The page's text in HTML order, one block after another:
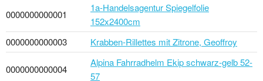
0000000000001
1a-Handelsagentur Spiegelfolie
152x2400cm
0000000000003
Krabben-Rillettes mit Zitrone, Geoffroy
0000000000004
Alpina Fahrradhelm Ekip schwarz-gelb 52-
57